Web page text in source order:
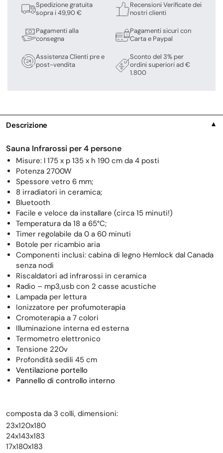
Spedizione gratuita
sopra i 49,90 €
Pagamenti alla
consegna
Assistenza Clienti pre e
post-vendita
Recensioni Verificate dei
nostri clienti
Pagamenti sicuri con
Carta e Paypal
Sconto del 3% per
ordini superiori ad €
1.800
Descrizione ▼
Sauna Infrarossi per 4 persone
Misure: l 175 x p 135 x h 190 cm da 4 posti
Potenza 2700W
Spessore vetro 6 mm;
8 irradiatori in ceramica;
Bluetooth
Facile e veloce da installare (circa 15 minuti!)
Temperatura da 18 a 65°C;
Timer regolabile da 0 a 60 minuti
Botole per ricambio aria
Componenti inclusi: cabina di legno Hemlock dal Canada
senza nodi
Riscaldatori ad infrarossi in ceramica
Radio – mp3,usb con 2 casse acustiche
Lampada per lettura
Ionizzatore per profumoterapia
Cromoterapia a 7 colori
Illuminazione interna ed esterna
Termometro elettronico
Tensione 220v
Profondità sedili 45 cm
Ventilazione portello
Pannello di controllo interno
composta da 3 colli, dimensioni:
23x120x180
24x143x183
17x180x183